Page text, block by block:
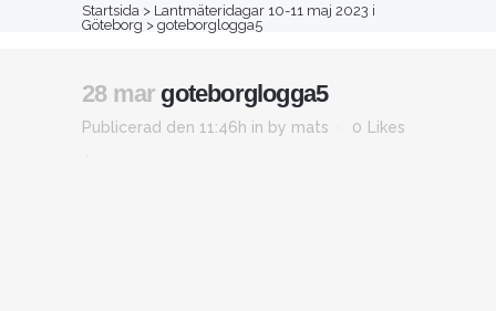
Om
Kommittéer Kurser/konferenser
Startsida > Lantmäteridagar 10-11 maj 2023 i
Göteborg > goteborglogga5
28 mar goteborglogga5
Publicerad den 11:46h in by mats 0 Likes